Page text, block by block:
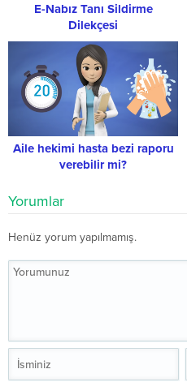
E-Nabız Tanı Sildirme
Dilekçesi
Aile hekimi hasta bezi raporu
verebilir mi?
Yorumlar
Henüz yorum yapılmamış.